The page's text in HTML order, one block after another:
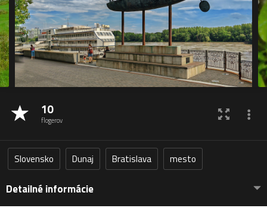
10
flogerov
Slovensko Dunaj Bratislava mesto
Detailné informácie